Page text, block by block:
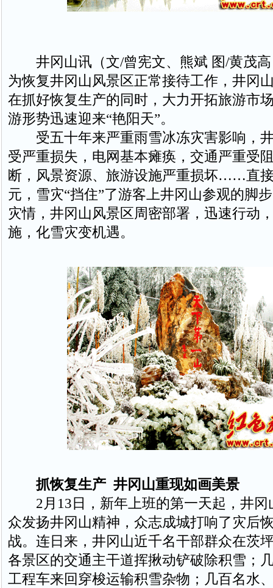
井冈山讯（文/曾宪文、熊斌 图/黄茂高
为恢复井冈山风景区正常接待工作，井冈
在抓好恢复生产的同时，大力开拓旅游市
游形势迅速迎来“艳阳天”。
受五十年来严重雨雪冰冻灾害影响，
受严重损失，电网基本瘫痪，交通严重受
断，风景资源、旅游设施严重损坏……直
元，雪灾“挡住”了游客上井冈山参观的脚
灾情，井冈山风景区周密部署，迅速行动
施，化雪灾变机遇。
抓恢复生产 井冈山重现如画美景
2月13日，新年上班的第一天起，井冈
众发扬井冈山精神，众志成城打响了灾后
战。连日来，井冈山近千名干部群众在茨
各景区的交通主干道挥揪动铲破除积雪；
工程车来回穿梭运输积雪杂物；几百名水